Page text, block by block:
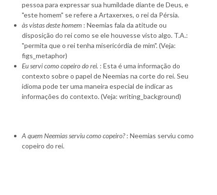
pessoa para expressar sua humildade diante de Deus, e
"este homem" se refere a Artaxerxes, o rei da Pérsia.
às vistas deste homem : Neemias fala da atitude ou
disposição do rei como se ele houvesse visto algo. T.A.:
"permita que o rei tenha misericórdia de mim". (Veja:
figs_metaphor)
Eu servi como copeiro do rei. : Esta é uma informação do
contexto sobre o papel de Neemias na corte do rei. Seu
idioma pode ter uma maneira especial de indicar as
informações do contexto. (Veja: writing_background)
A quem Neemias serviu como copeiro?: Neemias serviu como
copeiro do rei.